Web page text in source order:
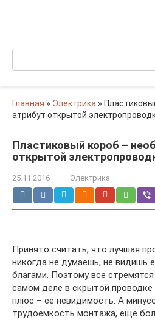
Поиск:
Главная » Электрика »
атрибут открытой
Пластиковый короб –
открытой
25.11.2016 Электрика
Принято считать, что лучшая
никогда не думаешь, не видишь
благами. Поэтому все
самом деле в скрытой проводке
плюс – ее невидимость. А
трудоемкость монтажа, еще